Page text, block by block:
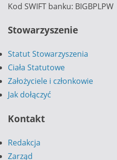
Kod SWIFT banku: BIGBPLPW
Stowarzyszenie
Statut Stowarzyszenia
Ciała Statutowe
Założyciele i członkowie
Jak dołączyć
Kontakt
Redakcja
Zarząd